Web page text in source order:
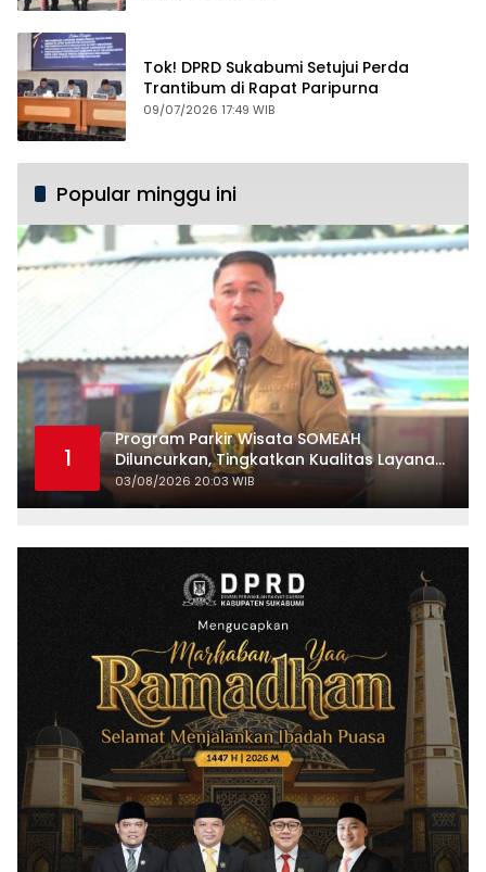
Tok! DPRD Sukabumi Setujui Perda
Trantibum di Rapat Paripurna
09/07/2026 17:49 WIB
Popular minggu ini
1
Program Parkir Wisata SOMEAH
Diluncurkan, Tingkatkan Kualitas Layanan
Kepariwisataan
03/08/2026 20:03 WIB